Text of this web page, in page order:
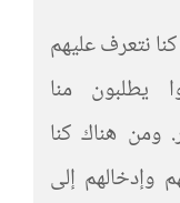
نتعرف عليهم
يطلبون منا
ومن هناك كنا
وإدخالهم إلى